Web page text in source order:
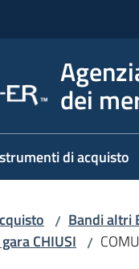
dei
di acquisto
/ Bandi altri
CHIUSI /